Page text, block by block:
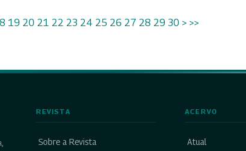
19 20 21 22 23 24 25 26 27 28 29 30 > >>
REVISTA
Sobre a Revista
ACERVO
Atual